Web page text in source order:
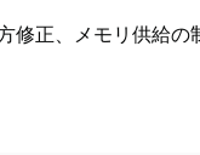
修正、メモリ供給の